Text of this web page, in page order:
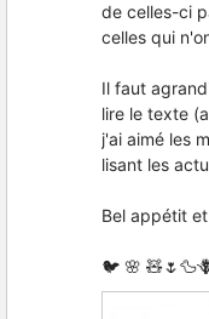
de celles-ci
celles qui
Il faut
lire le texte
j'ai aimé les
lisant les
Bel appétit
🐦 🌸